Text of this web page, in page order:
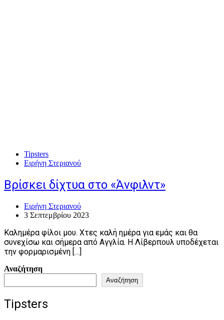
Tipsters
Ειρήνη Στεριανού
Βρίσκει δίχτυα στο «Άνφιλντ»
Ειρήνη Στεριανού
3 Σεπτεμβρίου 2023
Καλημέρα φίλοι μου. Χτες καλή ημέρα για εμάς και θα
συνεχίσω και σήμερα από Αγγλία. Η Λίβερπουλ υποδέχεται
την φορμαρισμένη […]
Αναζήτηση
Αναζήτηση
Tipsters